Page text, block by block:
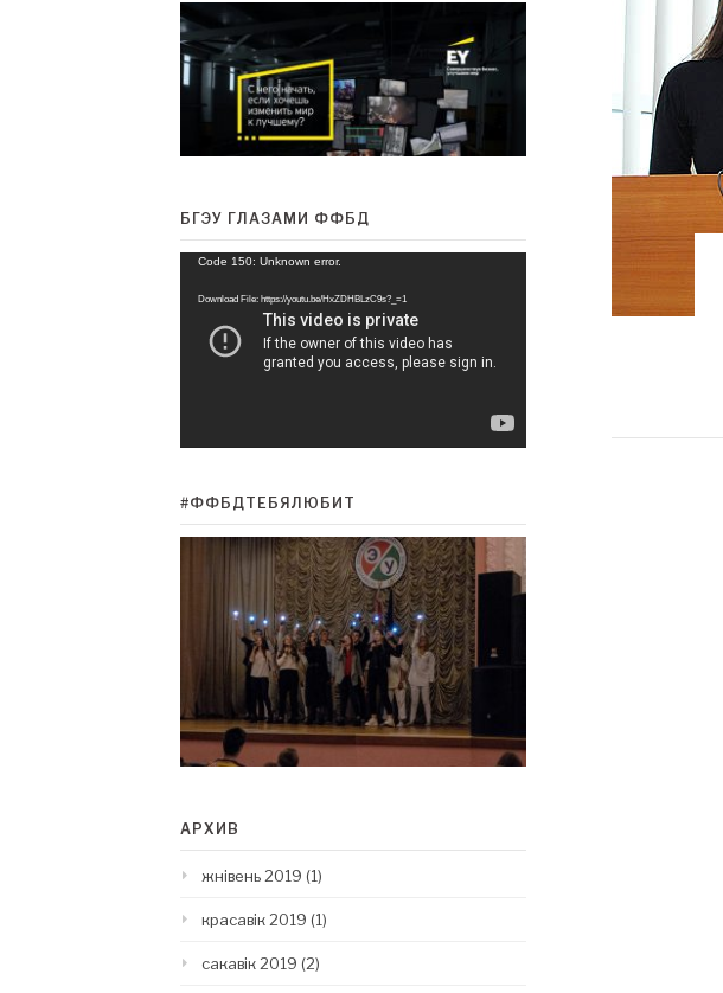
БГЭУ ГЛАЗАМИ ФФБД
Відэа-
Code 150: Unknown error.
Download File: https://youtu.be/HxZDHBLzC9s?_=1
#ФФБДТЕБЯЛЮБИТ
АРХИВ
жнівень 2019 (1)
красавік 2019 (1)
сакавік 2019 (2)